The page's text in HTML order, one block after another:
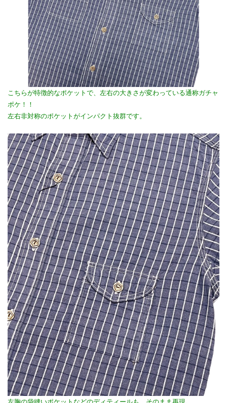
こちらが特徴的なポケットで、左右の大きさが変わっている通称ガチャ
ポケ！！
左右非対称のポケットがインパクト抜群です。